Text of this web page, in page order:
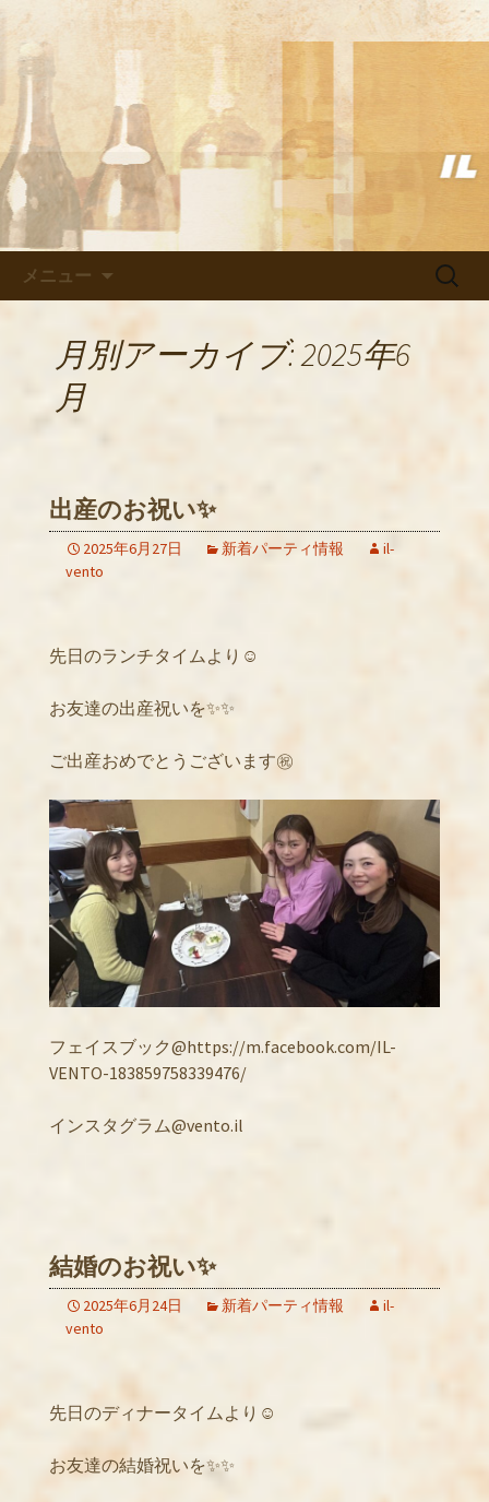
武蔵小杉の美味しいイタリアン
「イルヴェント」のブログ
武蔵小杉の美味しいイタリアン「イル
ヴェント」のブログ
メニュー
検
月別アーカイブ: 2025年6
月
出産のお祝い✨
2025年6月27日 新着パーティ情報
il-
vento
先日のランチタイムより☺️
お友達の出産祝いを✨✨
ご出産おめでとうございます㊗️
フェイスブック@https://m.facebook.com/IL-
VENTO-183859758339476/
インスタグラム@vento.il
結婚のお祝い✨
2025年6月24日 新着パーティ情報
il-
vento
先日のディナータイムより☺️
お友達の結婚祝いを✨✨